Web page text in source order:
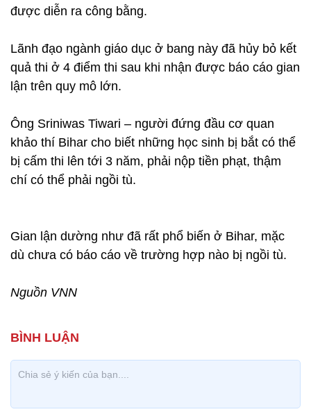
được diễn ra công bằng.
Lãnh đạo ngành giáo dục ở bang này đã hủy bỏ kết
quả thi ở 4 điểm thi sau khi nhận được báo cáo gian
lận trên quy mô lớn.
Ông Sriniwas Tiwari – người đứng đầu cơ quan
khảo thí Bihar cho biết những học sinh bị bắt có thể
bị cấm thi lên tới 3 năm, phải nộp tiền phạt, thậm
chí có thể phải ngồi tù.
Gian lận dường như đã rất phổ biến ở Bihar, mặc
dù chưa có báo cáo về trường hợp nào bị ngồi tù.
Nguồn VNN